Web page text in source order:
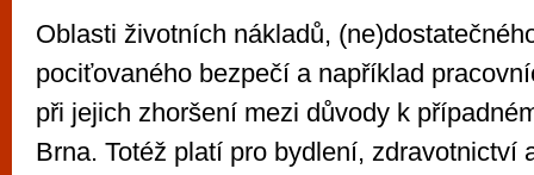
Oblasti životních nákladů,
pociťovaného bezpečí a například
při jejich zhoršení mezi důvody k
Brna. Totéž platí pro bydlení, zdravotnictví